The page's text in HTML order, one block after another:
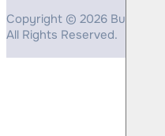
Copyright © 2026 Bulls
All Rights Reserved.